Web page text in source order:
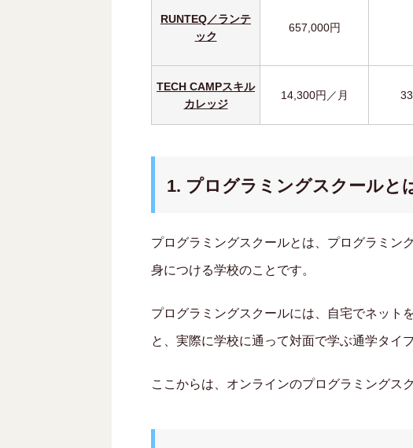
RUNTEQ／ランテ
ック
657,000円
TECH CAMPスキル
カレッジ
14,300円／月
1. プログラミングスクールと
プログラミングスクールとは、プログラミン
身につける学校のことです。
プログラミングスクールには、自宅でネット
と、実際に学校に通って対面で学ぶ通学タイ
ここからは、オンラインのプログラミングス